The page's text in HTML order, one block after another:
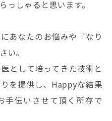
っしゃると思います。
あなたのお悩みや『なり
い。
として培ってきた技術と
を提供し、Happyな結果
手伝いさせて頂く所存で